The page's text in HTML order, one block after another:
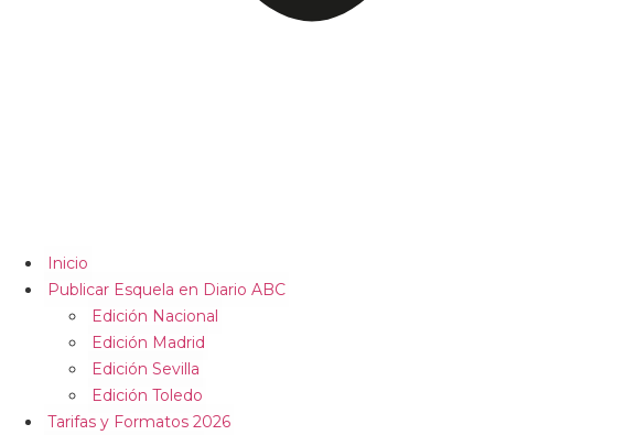
Inicio
Publicar Esquela en Diario ABC
Edición Nacional
Edición Madrid
Edición Sevilla
Edición Toledo
Tarifas y Formatos 2026